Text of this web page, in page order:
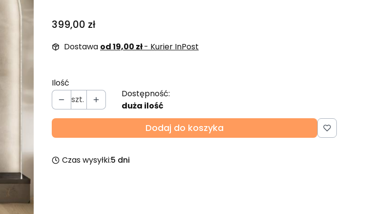
Cena
399,00 zł
Dostawa od 19,00 zł- Kurier InPost
Ilość
szt.
Dostępność:
duża ilość
Dodaj do koszyka
Czas wysyłki:5 dni